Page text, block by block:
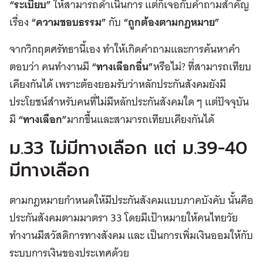
“ระเบียบ”ให้สามารถดำเนินการ แต่ก็เจอกับคำถามสำคัญ
เรื่อง“ความชอบธรรม”กับ“ถูกต้องตามกฎหมาย”
จากวิกฤตศรัทธานี้เอง ทำให้เกิดคำถามและการค้นหาคำ
ตอบว่า คนทำงานมี“ทางเลือกอื่น”หรือไม่? ที่สามารถเทียบ
เคียงกันได้ เพราะต้องยอมรับว่าหลักประกันสังคมยังมี
ประโยชน์สำหรับคนที่ไม่มีหลักประกันสังคมใด ๆ แต่ปัจจุบัน
มี“ทางเลือก”มากขึ้นและสามารถเทียบเคียงกันได้
ม.33 ไม่มีทางเลือก แต่ ม.39-40
มีทางเลือก
ตามกฎหมายกำหนดให้มีประกันสังคมแบบภาคบังคับ นั้นคือ
ประกันสังคมตามมาตรา 33 โดยมีเป้าหมายให้คนไทยวัย
ทำงานมีสวัสดิการทางสังคม และ เป็นการเพิ่มเงินออมให้กับ
ระบบการเงินของประเทศด้วย